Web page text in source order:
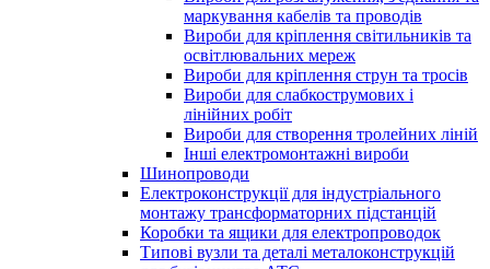
маркування кабелів та проводів
Вироби для кріплення світильників та
освітлювальних мереж
Вироби для кріплення струн та тросів
Вироби для слабкострумових і
лінійних робіт
Вироби для створення тролейних ліній
Інші електромонтажні вироби
Шинопроводи
Електроконструкції для індустріального
монтажу трансформаторних підстанцій
Коробки та ящики для електропроводок
Типові вузли та деталі металоконструкцій